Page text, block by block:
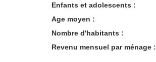
Enfants et adolescents :
Age moyen :
Nombre d'habitants :
Revenu mensuel par ménage :